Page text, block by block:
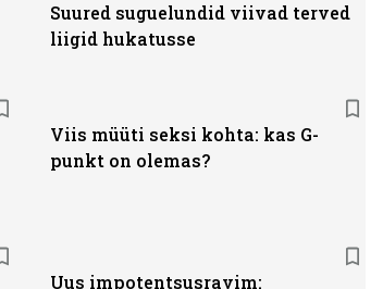
Suured suguelundid viivad terved
liigid hukatusse
Viis müüti seksi kohta: kas G-
punkt on olemas?
Uus impotentsusravim: